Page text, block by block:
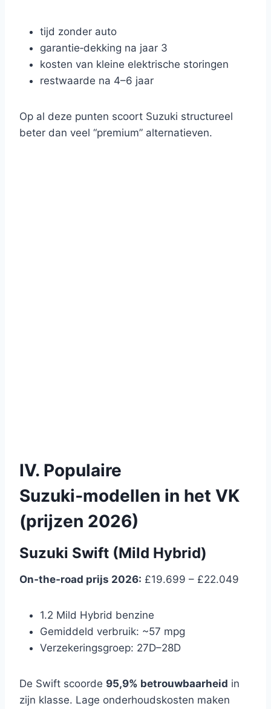
tijd zonder auto
garantie‑dekking na jaar 3
kosten van kleine elektrische storingen
restwaarde na 4–6 jaar
Op al deze punten scoort Suzuki structureel
beter dan veel “premium” alternatieven.
IV. Populaire
Suzuki‑modellen in het VK
(prijzen 2026)
Suzuki Swift (Mild Hybrid)
On‑the‑road prijs 2026: £19.699 – £22.049
1.2 Mild Hybrid benzine
Gemiddeld verbruik: ~57 mpg
Verzekeringsgroep: 27D–28D
De Swift scoorde 95,9% betrouwbaarheid in
zijn klasse. Lage onderhoudskosten maken